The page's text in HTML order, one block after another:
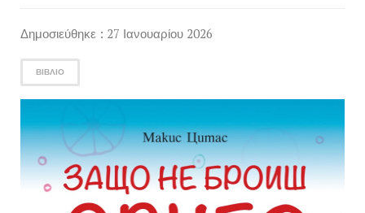
Δημοσιεύθηκε : 27 Ιανουαρίου 2026
ΒΙΒΛΊΟ